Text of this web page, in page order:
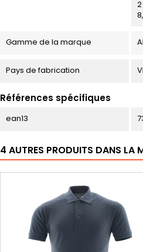
Gamme de la marque
Pays de fabrication
Références spécifiques
ean13
4 AUTRES PRODUITS DANS LA